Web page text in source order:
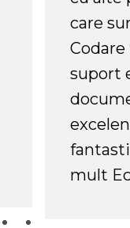
care
suport
mult